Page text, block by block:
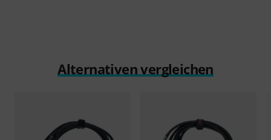
Alternativen vergleichen